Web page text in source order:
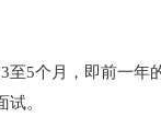
5个月，即前一
。